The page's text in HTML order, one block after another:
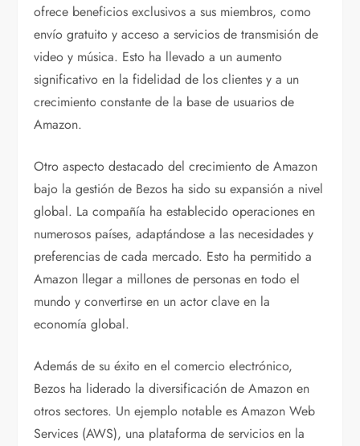
ofrece beneficios exclusivos a sus miembros, como
envío gratuito y acceso a servicios de transmisión de
video y música. Esto ha llevado a un aumento
significativo en la fidelidad de los clientes y a un
crecimiento constante de la base de usuarios de
Amazon.
Otro aspecto destacado del crecimiento de Amazon
bajo la gestión de Bezos ha sido su expansión a nivel
global. La compañía ha establecido operaciones en
numerosos países, adaptándose a las necesidades y
preferencias de cada mercado. Esto ha permitido a
Amazon llegar a millones de personas en todo el
mundo y convertirse en un actor clave en la
economía global.
Además de su éxito en el comercio electrónico,
Bezos ha liderado la diversificación de Amazon en
otros sectores. Un ejemplo notable es Amazon Web
Services (AWS), una plataforma de servicios en la